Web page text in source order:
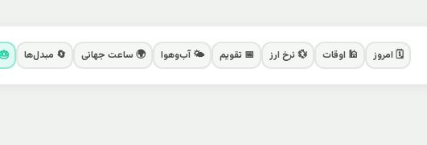
🗓️ امروز 🕌 اوقات 💱 نرخ ارز 📅 تقویم 🌤️ آب‌وهوا 🌍 ساعت جهانی 🔄 مبدل‌ها